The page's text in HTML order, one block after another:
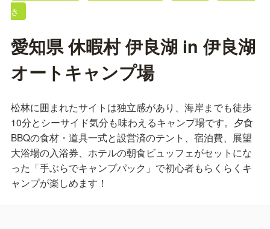
き
愛知県 休暇村 伊良湖 in 伊良湖
オートキャンプ場
松林に囲まれたサイトは独立感があり、海岸までも徒歩
10分とシーサイド気分も味わえるキャンプ場です。夕食
BBQの食材・道具一式と設営済のテント、宿泊費、展望
大浴場の入浴券、ホテルの朝食ビュッフェがセットにな
った「手ぶらでキャンプパック」で初心者もらくらくキ
ャンプが楽しめます！